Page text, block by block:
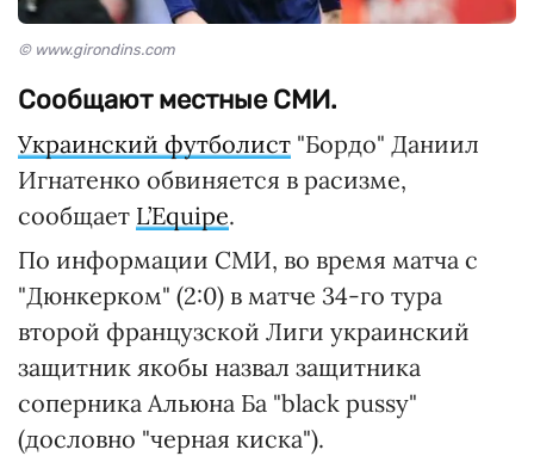
© www.girondins.com
Сообщают местные СМИ.
Украинский футболист "Бордо" Даниил
Игнатенко обвиняется в расизме,
сообщает L’Equipe.
По информации СМИ, во время матча с
"Дюнкерком" (2:0) в матче 34-го тура
второй французской Лиги украинский
защитник якобы назвал защитника
соперника Альюна Ба "black pussy"
(дословно "черная киска").